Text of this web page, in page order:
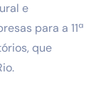
e
para a 11ª
que